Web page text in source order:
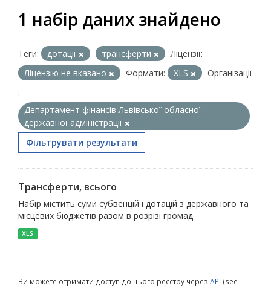
1 набір даних знайдено
Теги: дотації трансферти
Ліцензії:
Ліцензію не вказано
Формати: XLS
Організації
:
Департамент фінансів Львівської обласної
державної адміністрації
Фільтрувати результати
Трансферти, всього
Набір містить суми субвенцій і дотацій з державного та
місцевих бюджетів разом в розрізі громад
XLS
Ви можете отримати доступ до цього реєстру через API (see